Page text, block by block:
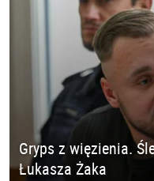
Gryps z więzienia.
Łukasza Żaka